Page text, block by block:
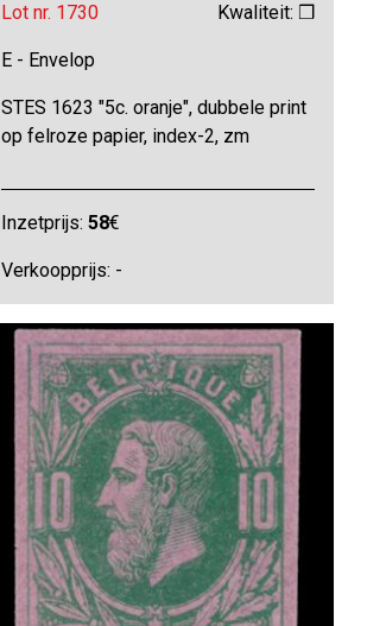
Lot nr. 1730 Kwaliteit: ❒
E - Envelop
STES 1623 "5c. oranje", dubbele print
op felroze papier, index-2, zm
Inzetprijs:58€
Verkoopprijs: -